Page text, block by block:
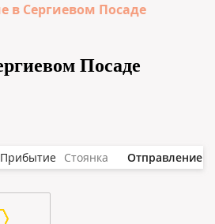
в Сергиевом Посаде
Посаде
Прибытие Стоянка Отправление